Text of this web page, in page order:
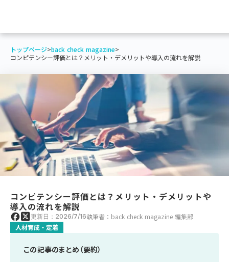
トップページ>back check magazine>
コンピテンシー評価とは？メリット・デメリットや導入の流れを解説
コンピテンシー評価とは？メリット・デメリットや
導入の流れを解説
更新日：2026/7/16執筆者：back check magazine 編集部
人材育成・定着
この記事のまとめ（要約）